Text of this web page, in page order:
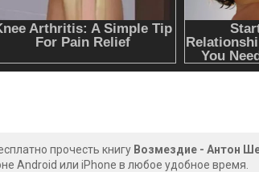
прочесть книгу Возмездие - Антон
Android или iPhone в любое удобное время.